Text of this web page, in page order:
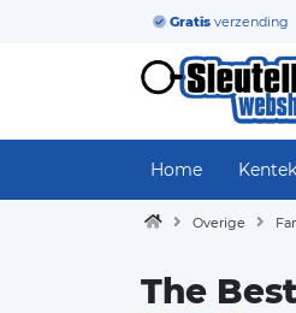
Gratis verzending
Home
Overige
The